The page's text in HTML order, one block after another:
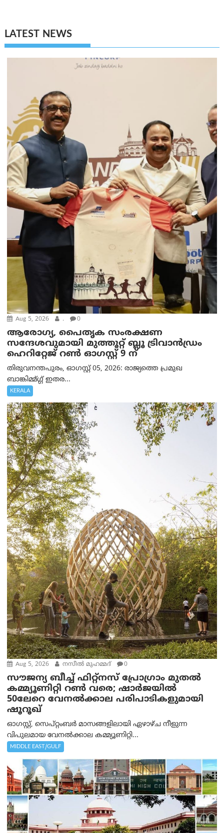
LATEST NEWS
Aug 5, 2026 . 0
ആരോഗ്യ, പൈതൃക സംരക്ഷണ
സന്ദേശവുമായി മുത്തൂറ്റ് ബ്ലൂ ട്രിവാൻഡ്രം
ഹെറിറ്റേജ് റൺ ഓഗസ്റ്റ് 9 ന്
തിരുവനന്തപുരം, ഓഗസ്റ്റ് 05, 2026: രാജ്യത്തെ പ്രമുഖ
ബാങ്കിമ്മ്ഗ്ഗ് ഇതര...
KERALA
Aug 5, 2026 നസീല്‍ മുഹമ്മദ് 0
സൗജന്യ ബീച്ച് ഫിറ്റ്നസ് പ്രോ​ഗ്രാം മുതൽ
കമ്മ്യൂണിറ്റി റൺ വരെ; ഷാർജയിൽ
50ലേറെ വേനൽക്കാല പരിപാടികളുമായി
ഷൂറൂഖ്
ഓഗസ്റ്റ്, സെപ്റ്റംബർ മാസങ്ങളിലായി ഏഴാഴ്ച നീളുന്ന
വിപുലമായ വേനൽക്കാല കമ്മ്യൂണിറ്റി...
MIDDLE EAST/GULF